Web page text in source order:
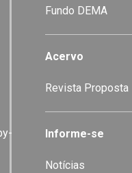
Fundo DEMA
Acervo
Revista Proposta
Informe-se
Notícias